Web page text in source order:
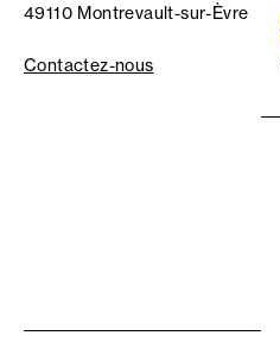
49110 Montrevault-sur-Èvre
Contactez-nous